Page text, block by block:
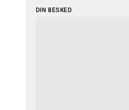
DIN BESKED